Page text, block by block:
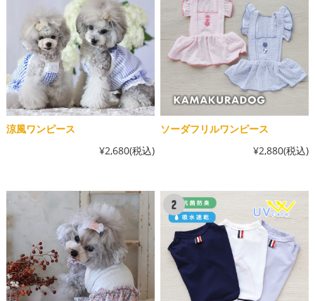
涼風ワンピース
¥2,680(税込)
ソーダフリルワンピース
¥2,880(税込)